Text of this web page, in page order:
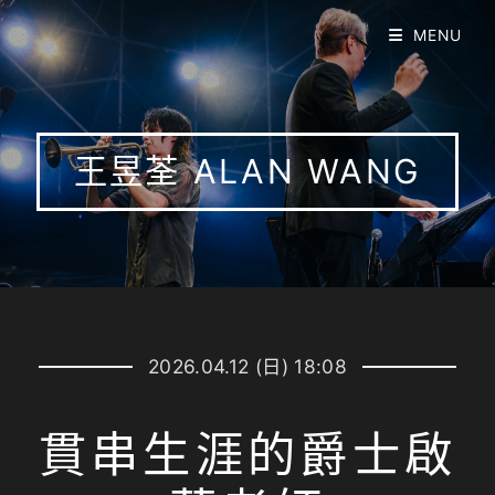
王昱荃 ALAN WANG
2026.04.12 (日) 18:08
貫串生涯的爵士啟
MENU